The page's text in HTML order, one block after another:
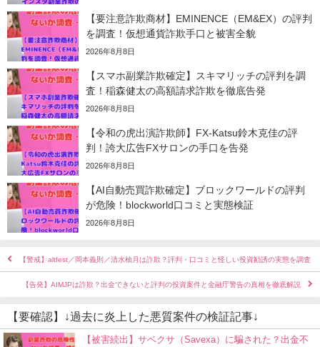
【要注意詐欺商材】EMINENCE（EM&EX）の評判
を調査！仮想通貨詐欺手口と被害全貌
2026年8月8日
【スマホ副業詐欺確定】スキマリッチの評判を調
査！稲森健太の高額請求詐欺を徹底告発
2026年8月8日
【令和の虎出演詐欺師】FX-Katsu鈴木克佳の評
判！誇大広告FXサロンの手口を告発
2026年8月8日
【AI自動売買詐欺確定】ブロックワールドの評判
が危険！blockworld口コミと実態検証
2026年8月8日
【警戒】altfest／岡本義則／清水柚月は詐欺？評判・口コミと怪しい投資勧誘の実態を調査
【告発】AIMJPは詐欺？出金できないと評判の投資案件と金融庁警告の真相を徹底解説
【要確認】↓過去に炎上した悪質案件の検証記事↓
【被害続出】サベクサ（Savexa）に騙された？出金不